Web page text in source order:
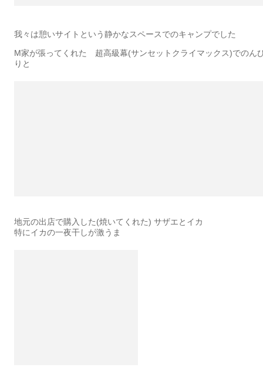
我々は憩いサイトという静かなスペースでのキャンプでした
M家が張ってくれた 超高級幕(サンセットクライマックス)でのん
りと
地元の出店で購入した(焼いてくれた) サザエとイカ
特にイカの一夜干しが激うま